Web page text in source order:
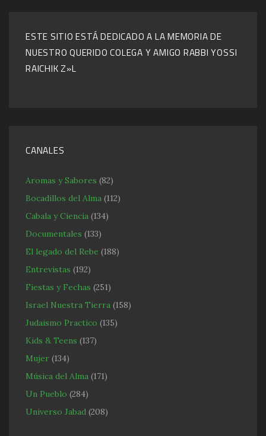
ESTE SITIO ESTÁ DEDICADO A LA MEMORIA DE
NUESTRO QUERIDO COLEGA Y AMIGO RABBI YOSSI
RAICHIK Z»L
CANALES
Aromas y Sabores (82)
Bocadillos del Alma (112)
Cabala y Ciencia (134)
Documentales (133)
El legado del Rebe (188)
Entrevistas (192)
Fiestas y Fechas (251)
Israel Nuestra Tierra (158)
Judaismo Practico (135)
Kids & Teens (137)
Mujer (134)
Música del Alma (171)
Un Pueblo (284)
Universo Jabad (208)